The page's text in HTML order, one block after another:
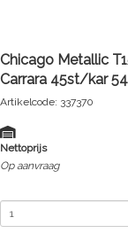
Chicago Metallic
Carrara 45st/kar
Artikelcode: 337370
Nettoprijs
Op aanvraag